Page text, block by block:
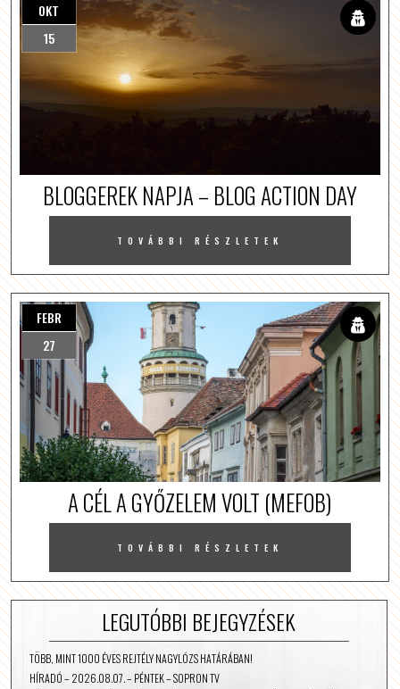
OKT
15
BLOGGEREK NAPJA – BLOG ACTION DAY
TOVÁBBI RÉSZLETEK
FEBR
27
A CÉL A GYŐZELEM VOLT (MEFOB)
TOVÁBBI RÉSZLETEK
LEGUTÓBBI BEJEGYZÉSEK
TÖBB, MINT 1000 ÉVES REJTÉLY NAGYLÓZS HATÁRÁBAN!
HÍRADÓ – 2026.08.07. – PÉNTEK – SOPRON TV